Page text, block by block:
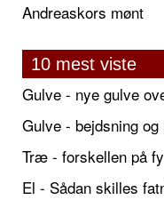
Andreaskors mønt
10 mest viste
Gulve - nye gulve
Gulve - bejdsning
Træ - forskellen på
El - Sådan skilles